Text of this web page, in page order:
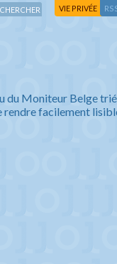
VIE PRIVÉE
du Moniteur Belge
facilement